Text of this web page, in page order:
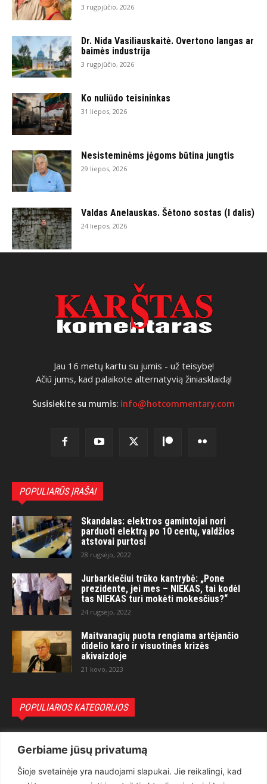
Gerbiame jūsų privatumą
Šioje svetainėje yra naudojami slapukai. Jie reikalingi, kad
3 rugpjūčio, 2026
Dr. Nida Vasiliauskaitė. Overtono langas ar
baimės industrija
3 rugpjūčio, 2026
Ko nuliūdo teisininkas
31 liepos, 2026
Nesisteminėms jėgoms būtina jungtis
29 liepos, 2026
Valdas Anelauskas. Šėtono sostas (I dalis)
24 liepos, 2026
Jau 16 metų kartu su jumis - už teisybę!
Ačiū jums, kad palaikote alternatyvią žiniasklaidą!
Susisiekite su mumis: info@hotcommentary.com
POPULIARŪS ĮRAŠAI
Skandalas: elektros gamintojai nori
parduoti elektrą po 10 centų, valdžios
atstovai purtosi
28 rugsėjo, 2022
Jurbarkiečiui trūko kantrybė: „Pone
prezidente, jei mes – NIEKAS, tai kodėl
tas NIEKAS turi mokėti mokesčius?“
24 rugsėjo, 2022
Maitvanagių puota rengiama artėjančio
didelio karo ir visuotinės krizės
akivaizdoje
21 kovo, 2023
POPULIARIOS KATEGORIJOS
Teisėsauga
1497